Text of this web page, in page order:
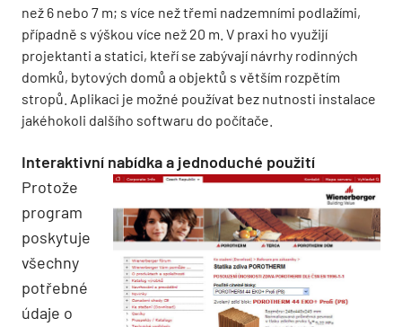
než 6 nebo 7 m; s více než třemi nadzemními podlažími,
případně s výškou více než 20 m. V praxi ho využijí
projektanti a statici, kteří se zabývají návrhy rodinných
domků, bytových domů a objektů s větším rozpětím
stropů. Aplikaci je možné používat bez nutnosti instalace
jakéhokoli dalšího softwaru do počítače.
Interaktivní nabídka a jednoduché použití
Protože
program
poskytuje
všechny
potřebné
údaje o